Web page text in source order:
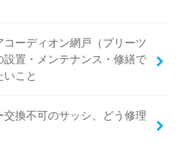
コーディオン網戸（プリーツ
設置・メンテナンス・修繕で
いこと
交換不可のサッシ、どう修理